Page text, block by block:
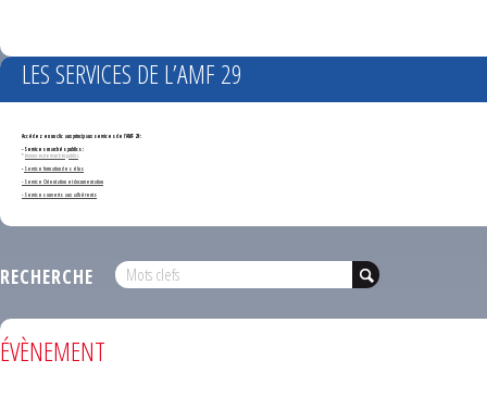
LES SERVICES DE L’AMF 29
Accédez en un clic aux principaux services de l'AMF 29 :
- Services marchés publics :
*Annonces de marchés publics
-Service formation des élus
- Service Orientation et documentation
- Services ouverts aux adhérents
RECHERCHE
ÉVÈNEMENT